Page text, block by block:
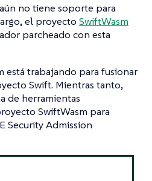
no tiene soporte para
el proyecto SwiftWasm
parcheado con esta
está trabajando para fusionar
Swift. Mientras tanto,
de herramientas
SwiftWasm para
Security Admission